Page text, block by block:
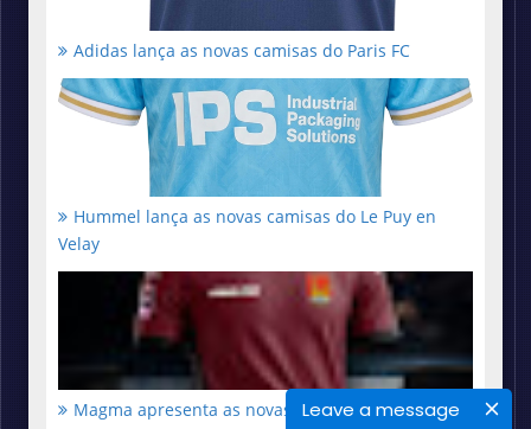
Leave a message
Adidas lança as novas camisas do Paris FC
Hummel lança as novas camisas do Le Puy en
Velay
Magma apresenta as novas camisas do Livorno